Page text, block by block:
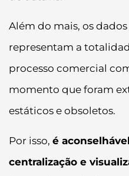
Além do mais, os
representam a
processo comercial
momento que foram
estáticos e obsoletos.
Por isso, é
centralização e